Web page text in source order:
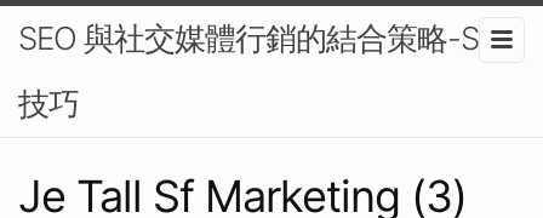
SEO 與社交媒體行銷的結合策略-SEO
技巧
Je Tall Sf Marketing (3)